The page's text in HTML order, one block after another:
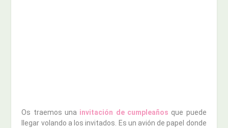
Os traemos una invitación de cumpleaños que puede
llegar volando a los invitados. Es un avión de papel donde